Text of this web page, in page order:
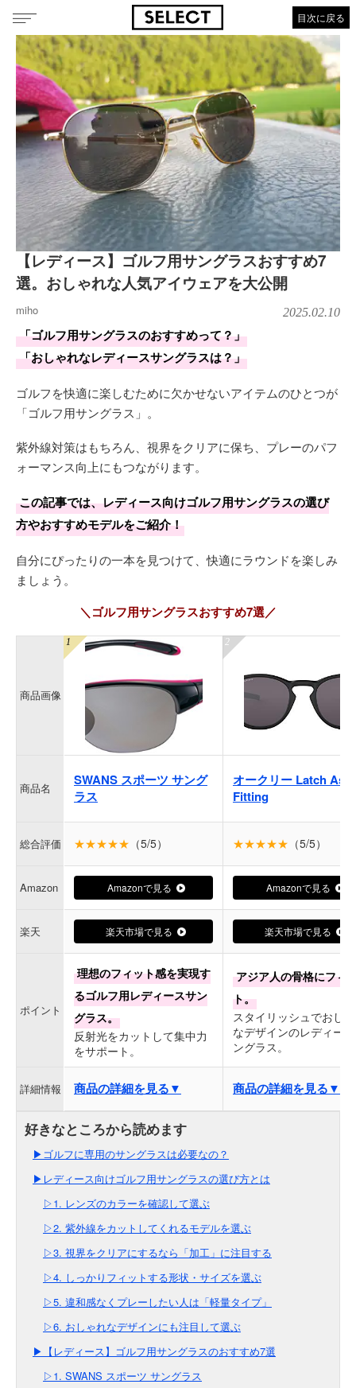
目次に戻る
【レディース】ゴルフ用サングラスおすすめ7
選。おしゃれな人気アイウェアを大公開
miho 2025.02.10
「ゴルフ用サングラスのおすすめって？」
「おしゃれなレディースサングラスは？」
ゴルフを快適に楽しむために欠かせないアイテムのひとつが
「ゴルフ用サングラス」。
紫外線対策はもちろん、視界をクリアに保ち、プレーのパフ
ォーマンス向上にもつながります。
この記事では、レディース向けゴルフ用サングラスの選び
方やおすすめモデルをご紹介！
自分にぴったりの一本を見つけて、快適にラウンドを楽しみ
ましょう。
＼ゴルフ用サングラスおすすめ7選／
商品画像
商品名
SWANS スポーツ サング
ラス
オークリー Latch Asia
Fitting
総合評価 ★★★★★ （5/5） ★★★★★ （5/5）
Amazon Amazonで見る Amazonで見る
楽天 楽天市場で見る 楽天市場で見る
ポイント
理想のフィット感を実現す
るゴルフ用レディースサン
グラス。
反射光をカットして集中力
をサポート。
アジア人の骨格にフィ
ト。
スタイリッシュでおし
なデザインのレディー
ングラス。
詳細情報 商品の詳細を見る▼ 商品の詳細を見る▼
▶ゴルフに専用のサングラスは必要なの？
▶レディース向けゴルフ用サングラスの選び方とは
▷1. レンズのカラーを確認して選ぶ
▷2. 紫外線をカットしてくれるモデルを選ぶ
▷3. 視界をクリアにするなら「加工」に注目する
▷4. しっかりフィットする形状・サイズを選ぶ
▷5. 違和感なくプレーしたい人は「軽量タイプ」
▷6. おしゃれなデザインにも注目して選ぶ
▶【レディース】ゴルフ用サングラスのおすすめ7選
▷1. SWANS スポーツ サングラス